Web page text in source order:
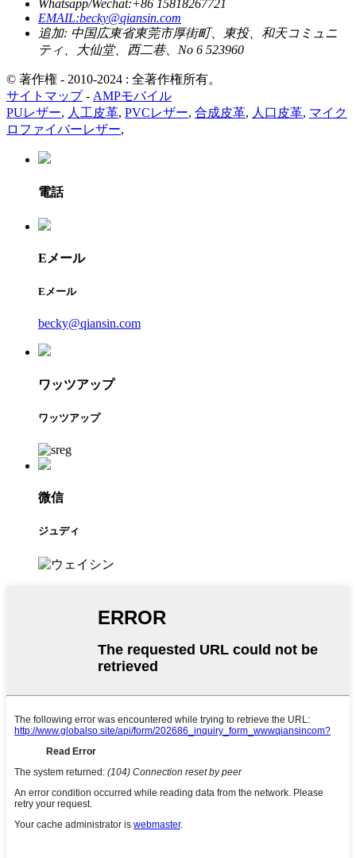
Whatsapp/Wechat:+86 15818267721
EMAIL:becky@qiansin.com
追加: 中国広東省東莞市厚街町、東投、和天コミュニ
ティ、大仙堂、西二巷、No 6 523960
© 著作権 - 2010-2024 : 全著作権所有。
サイトマップ- AMPモバイル
PUレザー, 人工皮革, PVCレザー, 合成皮革, 人口皮革, マイク
ロファイバーレザー,
電話
Eメール
Eメール
becky@qiansin.com
ワッツアップ
ワッツアップ
微信
ジュディ